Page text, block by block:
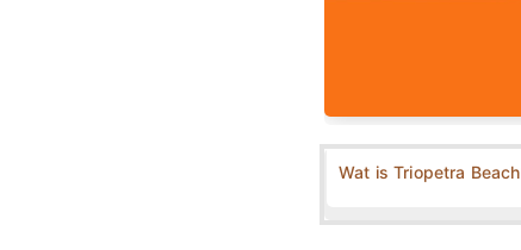
Wat is Triopetra